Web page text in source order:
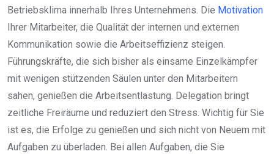
Betriebsklima innerhalb Ihres Unternehmens. Die Motivation
Ihrer Mitarbeiter, die Qualität der internen und externen
Kommunikation sowie die Arbeitseffizienz steigen.
Führungskräfte, die sich bisher als einsame Einzelkämpfer
mit wenigen stützenden Säulen unter den Mitarbeitern
sahen, genießen die Arbeitsentlastung. Delegation bringt
zeitliche Freiräume und reduziert den Stress. Wichtig für Sie
ist es, die Erfolge zu genießen und sich nicht von Neuem mit
Aufgaben zu überladen. Bei allen Aufgaben, die Sie